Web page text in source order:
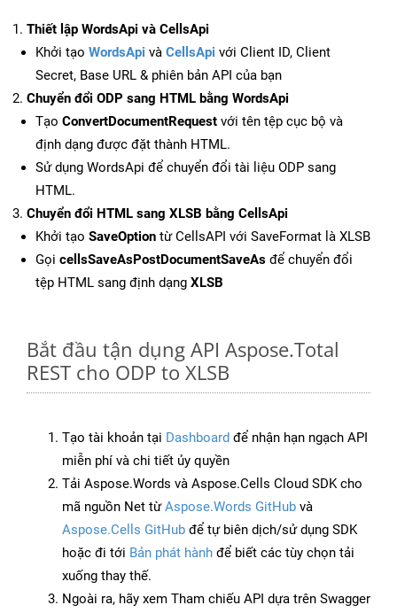
Thiết lập WordsApi và CellsApi
Khởi tạo WordsApi và CellsApi với Client ID, Client
Secret, Base URL & phiên bản API của bạn
Chuyển đổi ODP sang HTML bằng WordsApi
Tạo ConvertDocumentRequest với tên tệp cục bộ và
định dạng được đặt thành HTML.
Sử dụng WordsApi để chuyển đổi tài liệu ODP sang
HTML.
Chuyển đổi HTML sang XLSB bằng CellsApi
Khởi tạo SaveOption từ CellsAPI với SaveFormat là XLSB
Gọi cellsSaveAsPostDocumentSaveAs để chuyển đổi
tệp HTML sang định dạng XLSB
Bắt đầu tận dụng API Aspose.Total
REST cho ODP to XLSB
Tạo tài khoản tại Dashboard để nhận hạn ngạch API
miễn phí và chi tiết ủy quyền
Tải Aspose.Words và Aspose.Cells Cloud SDK cho
mã nguồn Net từAspose.Words GitHub và
Aspose.Cells GitHub để tự biên dịch/sử dụng SDK
hoặc đi tới Bản phát hành để biết các tùy chọn tải
xuống thay thế.
Ngoài ra, hãy xem Tham chiếu API dựa trên Swagger